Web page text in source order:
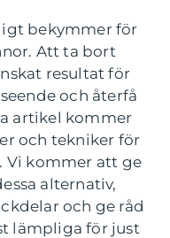
bekymmer för
Att ta bort
resultat för
och återfå
artikel kommer
och tekniker för
Vi kommer att ge
alternativ,
och ge råd
lämpliga för just